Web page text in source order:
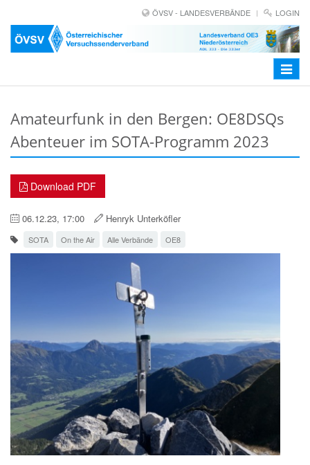
ÖVSV - LANDESVERBÄNDE LOGIN
Toggle
Amateurfunk in den Bergen: OE8DSQs
Abenteuer im SOTA-Programm 2023
Download PDF
06.12.23, 17:00 Henryk Unterköfler
SOTA On the Air Alle Verbände OE8